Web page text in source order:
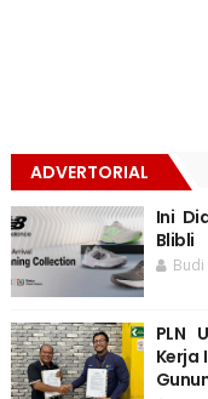
ADVERTORIAL
Ini
Blibli
Budi
PLN
Kerja